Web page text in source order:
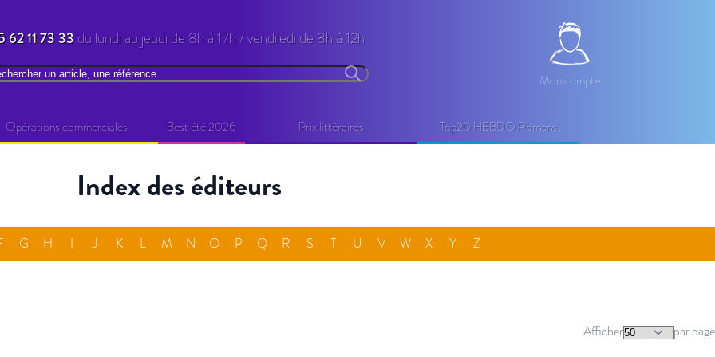
62 11 73 33 du lundi au jeudi de 8h à 17h / vendredi de 8h à 12h
Rechercher
Mon compte
Mon compte
Opérations commerciales Best été 2026 Prix littéraires Top20 HEBDO Romans
Index des éditeurs
G H I J K L M N O P Q R S T U V W X Y Z
Afficher par page